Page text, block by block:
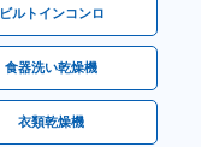
ビルトインコンロ
食器洗い乾燥機
衣類乾燥機